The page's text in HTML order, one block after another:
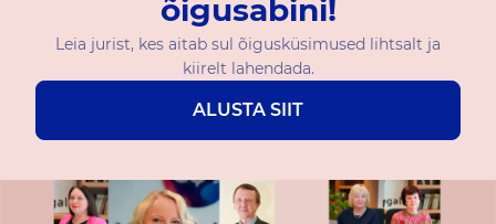
õigusabini!
Leia jurist, kes aitab sul õigusküsimused lihtsalt ja
kiirelt lahendada.
ALUSTA SIIT